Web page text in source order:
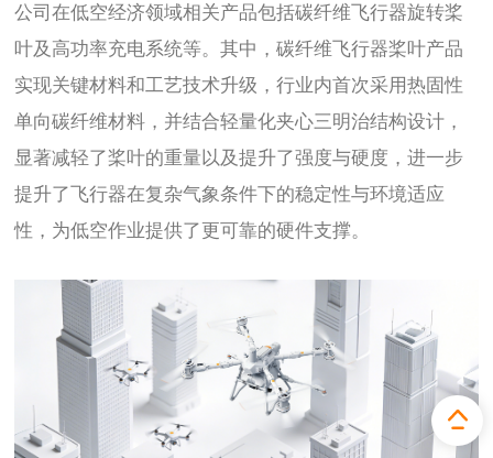
公司在低空经济领域相关产品包括碳纤维飞行器旋转桨
叶及高功率充电系统等。其中，碳纤维飞行器桨叶产品
实现关键材料和工艺技术升级，行业内首次采用热固性
单向碳纤维材料，并结合轻量化夹心三明治结构设计，
显著减轻了桨叶的重量以及提升了强度与硬度，进一步
提升了飞行器在复杂气象条件下的稳定性与环境适应
性，为低空作业提供了更可靠的硬件支撑。